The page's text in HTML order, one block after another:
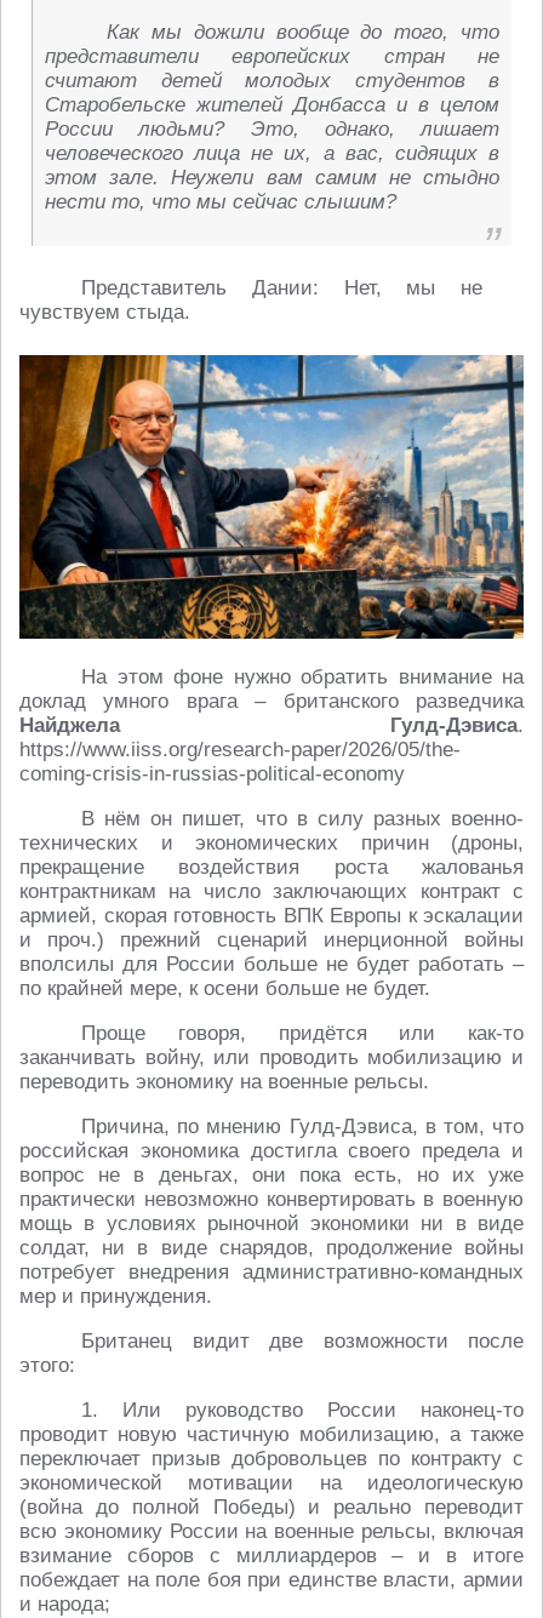
Как мы дожили вообще до того, что
представители европейских стран не
считают детей молодых студентов в
Старобельске жителей Донбасса и в целом
России людьми? Это, однако, лишает
человеческого лица не их, а вас, сидящих в
этом зале. Неужели вам самим не стыдно
нести то, что мы сейчас слышим?
Представитель Дании: Нет, мы не
чувствуем стыда.
На этом фоне нужно обратить внимание на
доклад умного врага – британского разведчика
Найджела Гулд-Дэвиса.
https://www.iiss.org/research-paper/2026/05/the-
coming-crisis-in-russias-political-economy
В нём он пишет, что в силу разных военно-
технических и экономических причин (дроны,
прекращение воздействия роста жалованья
контрактникам на число заключающих контракт с
армией, скорая готовность ВПК Европы к эскалации
и проч.) прежний сценарий инерционной войны
вполсилы для России больше не будет работать –
по крайней мере, к осени больше не будет.
Проще говоря, придётся или как-то
заканчивать войну, или проводить мобилизацию и
переводить экономику на военные рельсы.
Причина, по мнению Гулд-Дэвиса, в том, что
российская экономика достигла своего предела и
вопрос не в деньгах, они пока есть, но их уже
практически невозможно конвертировать в военную
мощь в условиях рыночной экономики ни в виде
солдат, ни в виде снарядов, продолжение войны
потребует внедрения административно-командных
мер и принуждения.
Британец видит две возможности после
этого:
1. Или руководство России наконец-то
проводит новую частичную мобилизацию, а также
переключает призыв добровольцев по контракту с
экономической мотивации на идеологическую
(война до полной Победы) и реально переводит
всю экономику России на военные рельсы, включая
взимание сборов с миллиардеров – и в итоге
побеждает на поле боя при единстве власти, армии
и народа;